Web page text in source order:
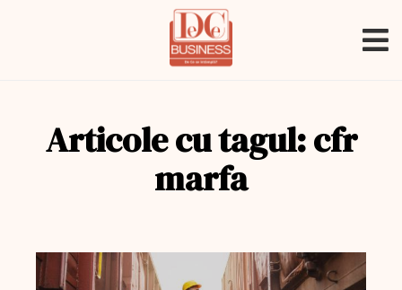
Articole cu tagul: cfr
marfa